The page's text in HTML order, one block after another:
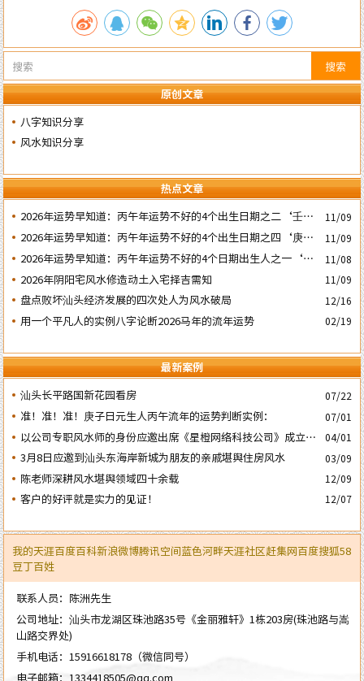
搜索
原创文章
八字知识分享
风水知识分享
热点文章
2026年运势早知道：丙午年运势不好的4个出生日期之二‘壬子’
日
11/09
2026年运势早知道：丙午年运势不好的4个出生日期之四‘庚子’
日
11/09
2026年运势早知道：丙午年运势不好的4个日期出生人之一‘戊
子’ 日
11/08
2026年阴阳宅风水修造动土入宅择吉需知 11/09
盘点败坏汕头经济发展的四次处人为风水破局 12/16
用一个平凡人的实例八字论断2026马年的流年运势 02/19
最新案例
汕头长平路国新花园看房
07/22
准！准！准！庚子日元生人丙午流年的运势判断实例： 07/01
以公司专职风水师的身份应邀出席《星橙网络科技公司》成立5
周年庆典
04/01
3月8日应邀到汕头东海岸新城为朋友的亲戚堪舆住房风水 03/09
陈老师深耕风水堪舆领域四十余载 12/09
客户的好评就是实力的见证！ 12/07
我的天涯百度百科新浪微博腾讯空间蓝色河畔天涯社区赶集网百度搜狐58
豆丁百姓
联系人员：陈洲先生
公司地址：汕头市龙湖区珠池路35号《金丽雅轩》1栋203房(珠池路与嵩
山路交界处)
手机电话： 15916618178 （微信同号）
电子邮箱： 1334418505@qq.com